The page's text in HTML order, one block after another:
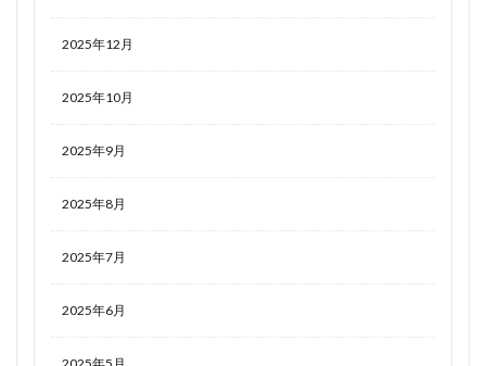
2025年12月
2025年10月
2025年9月
2025年8月
2025年7月
2025年6月